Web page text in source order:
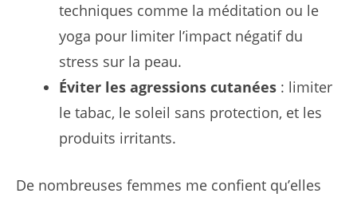
techniques comme la méditation ou le
yoga pour limiter l’impact négatif du
stress sur la peau.
Éviter les agressions cutanées : limiter
le tabac, le soleil sans protection, et les
produits irritants.
De nombreuses femmes me confient qu’elles